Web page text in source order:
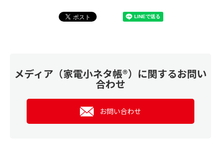
メディア（家電小ネタ帳®）に関するお問い
合わせ
お問い合わせ